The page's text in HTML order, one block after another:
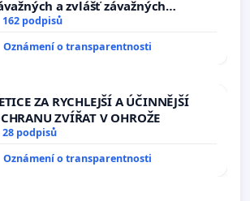
a zvlášť závažných
trestných činů
162 podpisů
Oznámení o transparentnosti
ZA RYCHLEJŠÍ A ÚČINNĚJŠÍ
ZVÍŘAT V OHROŽE
28 podpisů
Oznámení o transparentnosti